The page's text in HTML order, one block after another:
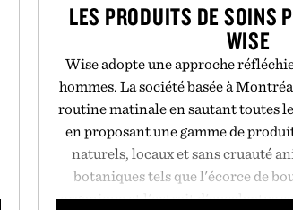
LES PRODUITS DE SOINS
WISE
Wise adopte une approche
hommes. La société basée à
routine matinale en sautant toutes
en proposant une gamme de
naturels, locaux et sans cruauté
botaniques tels que l'écorce de
organique et l'extrait d'eucalyptus